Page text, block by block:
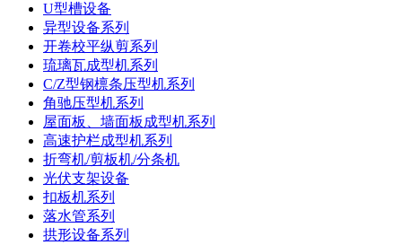
U型槽设备
异型设备系列
开卷校平纵剪系列
琉璃瓦成型机系列
C/Z型钢檩条压型机系列
角驰压型机系列
屋面板、墙面板成型机系列
高速护栏成型机系列
折弯机/剪板机/分条机
光伏支架设备
扣板机系列
落水管系列
拱形设备系列